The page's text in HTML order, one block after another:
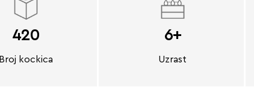
420
Broj kockica
6+
Uzrast